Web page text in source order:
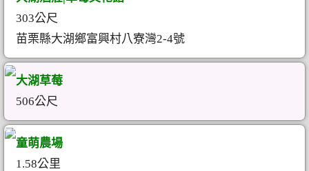
303公尺
苗栗縣大湖鄉富興村八寮灣2-4號
大湖草莓
506公尺
童萌農場
1.58公里